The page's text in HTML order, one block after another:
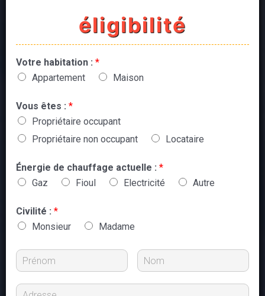
éligibilité
Votre habitation : *
Appartement
Maison
Vous êtes : *
Propriétaire occupant
Propriétaire non occupant
Locataire
Énergie de chauffage actuelle : *
Gaz
Fioul Electricité Autre
Civilité : *
Monsieur
Madame